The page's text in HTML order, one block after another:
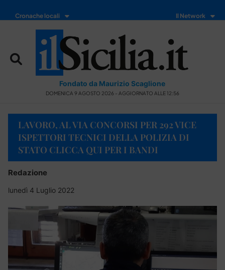
Cronache locali Il Network
Fondato da Maurizio Scaglione
DOMENICA 9 AGOSTO 2026 - AGGIORNATO ALLE 12:56
LAVORO, AL VIA CONCORSI PER 292 VICE
ISPETTORI TECNICI DELLA POLIZIA DI
STATO CLICCA QUI PER I BANDI
Redazione
lunedì 4 Luglio 2022